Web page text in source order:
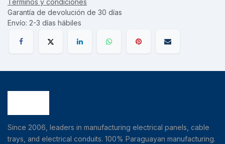
Garantía de devolución de 30 días
Envío: 2-3 días hábiles
Since 2006, leaders in manufacturing electrical panels, cable
trays, and electrical conduits. 100% Paraguayan manufacturing.